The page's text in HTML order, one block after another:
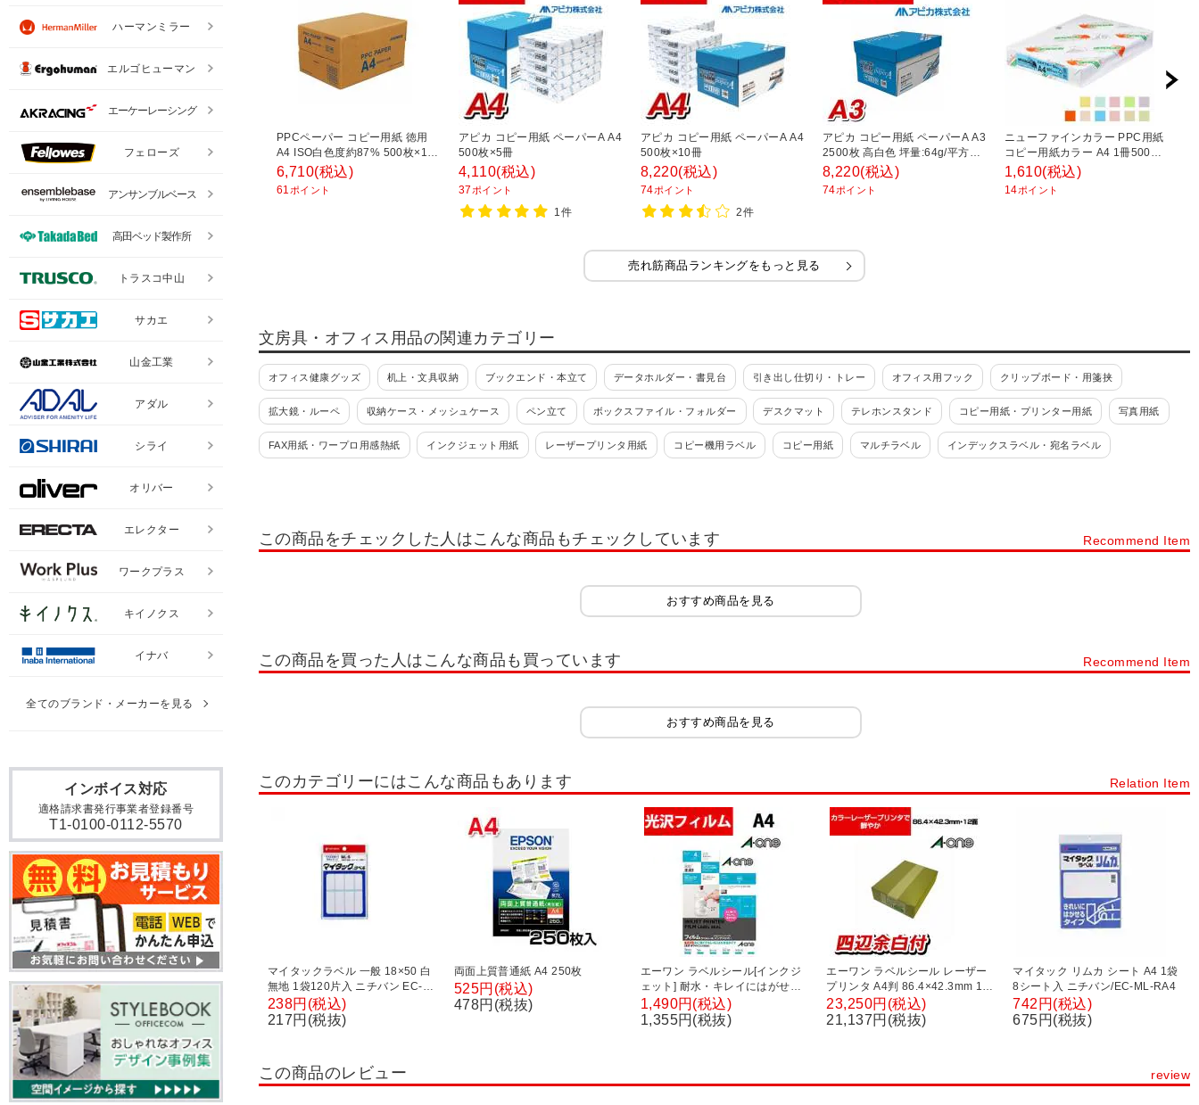
PPCペーパー コピー用紙 徳用
A4 ISO白色度約87% 500枚×10
冊 1箱5000枚入 日本クリノ
ス/EC-PPC-CRIA4W
6,710(税込)
61 ポイント
アピカ コピー用紙 ペーパーA A4
500枚×5冊
4,110(税込)
37 ポイント
1件
アピカ コピー用紙 ペーパーA A4
500枚×10冊
8,220(税込)
74ポイント
2件
アピカ コピー用紙 ペーパーA A3
2500枚 高白色 坪量:64g/平方メ
ートル
8,220(税込)
74ポイント
ニューファインカラー PPC用紙
コピー用紙カラー A4 1冊500枚
入 北越紀州製紙/EC-A4-500
1,610(税込)
14ポイント
売れ筋商品ランキングをもっと見る
文房具・オフィス用品の関連カテゴリー
オフィス健康グッズ 机上・文具収納 ブックエンド・本立て データホルダー・書見台 引き出し仕切り・トレー オフィス用フック クリップボード・用箋挟
拡大鏡・ルーペ 収納ケース・メッシュケース ペン立て ボックスファイル・フォルダー デスクマット テレホンスタンド コピー用紙・プリンター用紙 写真用紙
FAX用紙・ワープロ用感熱紙 インクジェット用紙 レーザープリンタ用紙 コピー機用ラベル コピー用紙 マルチラベル インデックスラベル・宛名ラベル
スクラップブック用品 フォルダー・ドキュメントファイル ファイルアクセサリー
原稿用紙 オフィス用品・事務用品 帳簿・伝票・事務書類
印鑑ケース・印箱 チェックライター
チョーク 万年筆・カートリッジ 消しゴム・修正テープ・修正液
この商品をチェックした人はこんな商品もチェックしています Recommend Item
おすすめ商品を見る
この商品を買った人はこんな商品も買っています Recommend Item
おすすめ商品を見る
このカテゴリーにはこんな商品もあります Relation Item
マイタックラベル 一般 18×50 白
無地 1袋120片入 ニチバン EC-
ML-8-1
238円(税込)
217円(税抜)
両面上質普通紙 A4 250枚
525円(税込)
478円(税抜)
エーワン ラベルシール[インクジ
ェット] 耐水・キレイにはがせる
光沢フィルム・ホワイト A4 1面
ノーカット
1,490円(税込)
1,355円(税抜)
エーワン ラベルシール レーザー
プリンタ A4判 86.4×42.3mm 12
面 四辺余白付 500シート入
23,250円(税込)
21,137円(税抜)
マイタック リムカ シート A4 1袋
8シート入 ニチバン/EC-ML-RA4
742円(税込)
675円(税抜)
この商品のレビュー review
インボイス対応
適格請求書発行事業者登録番号
T1-0100-0112-5570
ハーマンミラー
エルゴヒューマン
エーケーレーシング
フェローズ
アンサンブルベース
高田ベッド製作所
トラスコ中山
サカエ
山金工業
アダル
シライ
オリバー
エレクター
ワークプラス
キイノクス
イナバ
全てのブランド・メーカーを見る